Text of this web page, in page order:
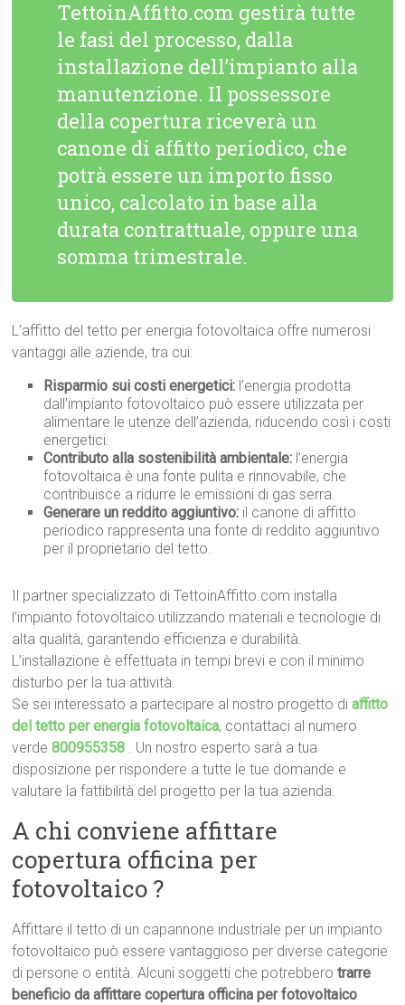
TettoinAffitto.com gestirà tutte
le fasi del processo, dalla
installazione dell’impianto alla
manutenzione. Il possessore
della copertura riceverà un
canone di affitto periodico, che
potrà essere un importo fisso
unico, calcolato in base alla
durata contrattuale, oppure una
somma trimestrale.
L’affitto del tetto per energia fotovoltaica offre numerosi
vantaggi alle aziende, tra cui:
Risparmio sui costi energetici: l’energia prodotta
dall’impianto fotovoltaico può essere utilizzata per
alimentare le utenze dell’azienda, riducendo così i costi
energetici.
Contributo alla sostenibilità ambientale: l’energia
fotovoltaica è una fonte pulita e rinnovabile, che
contribuisce a ridurre le emissioni di gas serra.
Generare un reddito aggiuntivo: il canone di affitto
periodico rappresenta una fonte di reddito aggiuntivo
per il proprietario del tetto.
Il partner specializzato di TettoinAffitto.com installa
l’impianto fotovoltaico utilizzando materiali e tecnologie di
alta qualità, garantendo efficienza e durabilità.
L’installazione è effettuata in tempi brevi e con il minimo
disturbo per la tua attività.
Se sei interessato a partecipare al nostro progetto diaffitto
del tetto per energia fotovoltaica, contattaci al numero
verde800955358 . Un nostro esperto sarà a tua
disposizione per rispondere a tutte le tue domande e
valutare la fattibilità del progetto per la tua azienda.
A chi conviene affittare
copertura officina per
fotovoltaico ?
Affittare il tetto di un capannone industriale per un impianto
fotovoltaico può essere vantaggioso per diverse categorie
di persone o entità. Alcuni soggetti che potrebberotrarre
beneficio da affittare copertura officina per fotovoltaico